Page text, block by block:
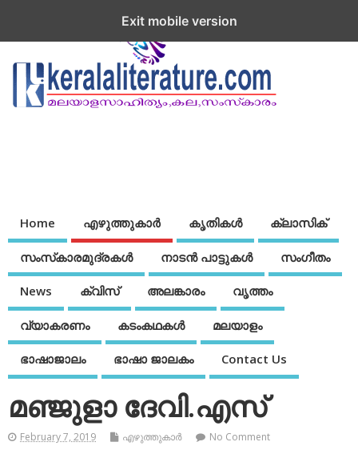
Home എഴുത്തുകാര്‍ കൃതികൾ ക്ലാസിക്
സംസ്‌കാരമുദ്രകള്‍ നാടന്‍ പാട്ടുകള്‍ സംഗീതം
News ക്വിസ് അലങ്കാരം വൃത്തം
വ്യാകരണം കടംകഥകള്‍ മലയാളം
ഭാഷാജാലം ഭാഷാ ജാലകം Contact Us
മഞ്ജുളാ ദേവി.എസ്
February 7, 2019 എഴുത്തുകാര്‍ No Comment
Exit mobile version